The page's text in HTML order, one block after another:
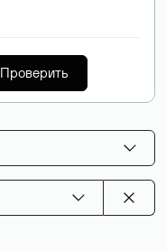
Проверить